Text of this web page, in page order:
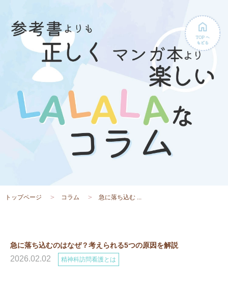
トップページ コラム 急に落ち込む ...
急に落ち込むのはなぜ？考えられる5つの原因を解説
2026.02.02 精神科訪問看護とは